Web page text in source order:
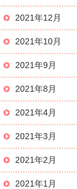
2021年12月
2021年10月
2021年9月
2021年8月
2021年4月
2021年3月
2021年2月
2021年1月